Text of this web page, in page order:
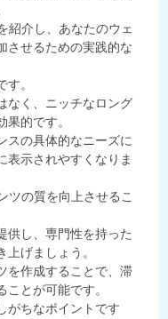
紹介し、あなたのウェ
させるための実践的な
。
なく、ニッチなロング
的です。
スの具体的なニーズに
表示されやすくなりま
ツの質を向上させるこ
供し、専門性を持った
げましょう。
を作成することで、滞
とが可能です。
がちなポイントです